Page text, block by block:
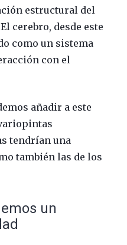
estructural del
cerebro, desde este
como un sistema
con el
añadir a este
tendrían una
también las de los
un